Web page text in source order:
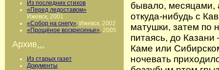
Из последних стихов
«Перед ледоставом»
Ижевск, 2001
«Собор на снегу», Ижевск, 2002
«Прощёное воскресенье», 2005
Архив...
Из старых газет
Документы
бывало, месяцами,
откуда-нибудь с
матушки, затем по
питаясь, до
Каме или
ночевать